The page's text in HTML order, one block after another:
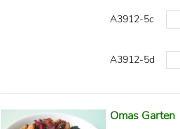
A3912-5c
A3912-5d
Omas Garten